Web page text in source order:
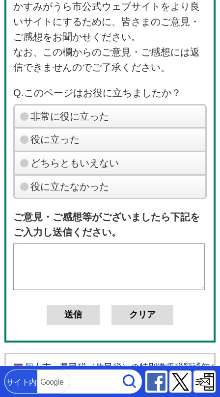
サイト内 Google Facebook
かすみがうら市公式ウェブサイトをより良
いサイトにするために、皆さまのご意見・
ご感想をお聞かせください。
なお、この欄からのご意見・ご感想には返
信できませんのでご了承ください。
Q.このページはお役に立ちましたか？
非常に役に立った
役に立った
どちらともいえない
役に立たなかった
ご意見・ご感想等がございましたら下記を
ご入力し送信ください。
個人市・県民税（住民税）の特別徴収税額通知